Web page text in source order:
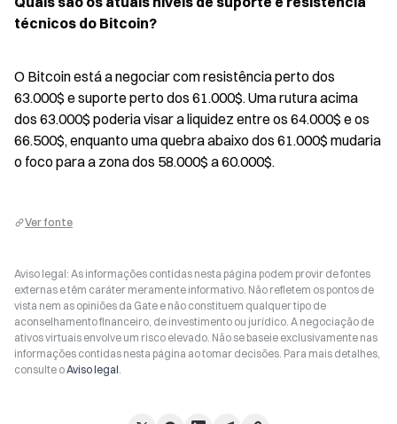
técnicos do Bitcoin?
O Bitcoin está a negociar com resistência perto dos
63.000$ e suporte perto dos 61.000$. Uma rutura acima
dos 63.000$ poderia visar a liquidez entre os 64.000$ e os
66.500$, enquanto uma quebra abaixo dos 61.000$ mudaria
o foco para a zona dos 58.000$ a 60.000$.
Ver fonte
Aviso legal: As informações contidas nesta página podem provir de fontes
externas e têm caráter meramente informativo. Não refletem os pontos de
vista nem as opiniões da Gate e não constituem qualquer tipo de
aconselhamento financeiro, de investimento ou jurídico. A negociação de
ativos virtuais envolve um risco elevado. Não se baseie exclusivamente nas
informações contidas nesta página ao tomar decisões. Para mais detalhes,
consulte oAviso legal.